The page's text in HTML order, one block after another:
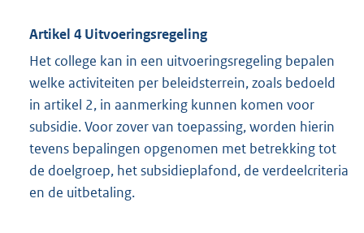
Artikel 4 Uitvoeringsregeling
Het college kan in een uitvoeringsregeling bepalen
welke activiteiten per beleidsterrein, zoals bedoeld
in artikel 2, in aanmerking kunnen komen voor
subsidie. Voor zover van toepassing, worden hierin
tevens bepalingen opgenomen met betrekking tot
de doelgroep, het subsidieplafond, de verdeelcriteria
en de uitbetaling.